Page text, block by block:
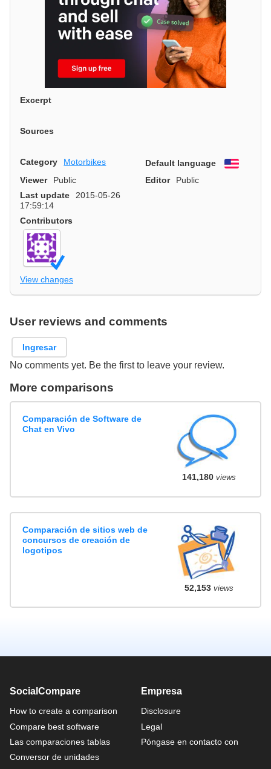
Excerpt
Sources
Category Motorbikes Default language
English
Viewer
Public Editor
Public
Last update
2015-05-26
17:59:14
Contributors
View changes
User reviews and comments
Ingresar
No comments yet. Be the first to leave your review.
More comparisons
Comparación de Software de
Chat en Vivo
141,180views
Comparación de sitios web de
concursos de creación de
logotipos
52,153views
SocialCompare
How to create a comparison
Compare best software
Las comparaciones tablas
Conversor de unidades
Empresa
Disclosure
Legal
Póngase en contacto con